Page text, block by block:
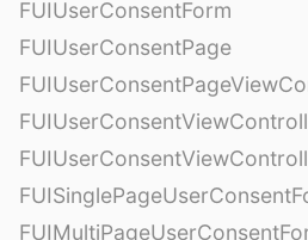
FUIUserConsentForm
FUIUserConsentPage